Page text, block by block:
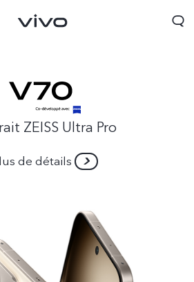
sélectionner le pays/la région
ZEISS Ultra Pro
de détails